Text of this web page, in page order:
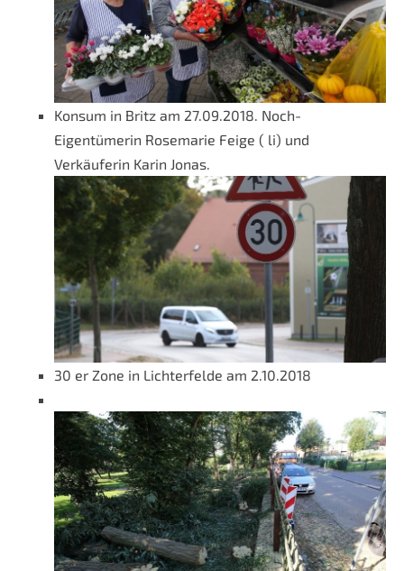
Konsum in Britz am 27.09.2018. Noch-
Eigentümerin Rosemarie Feige ( li) und
Verkäuferin Karin Jonas.
30 er Zone in Lichterfelde am 2.10.2018